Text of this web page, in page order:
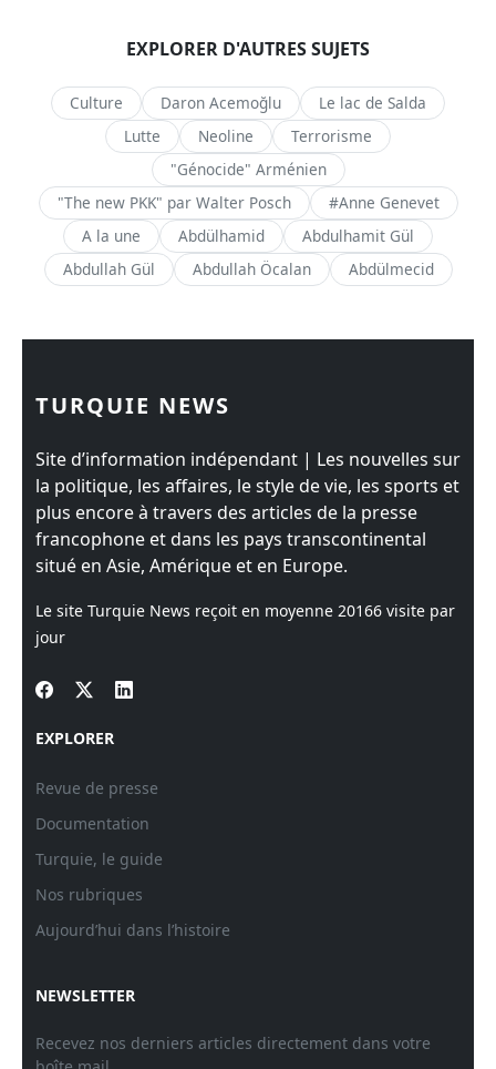
EXPLORER D'AUTRES SUJETS
Culture Daron Acemoğlu
Le lac de Salda
Lutte
Neoline
Terrorisme
"Génocide" Arménien
"The new PKK" par Walter Posch
#Anne Genevet
A la une
Abdülhamid
Abdulhamit Gül
Abdullah Gül
Abdullah Öcalan Abdülmecid
TURQUIE NEWS
Site d’information indépendant | Les nouvelles sur
la politique, les affaires, le style de vie, les sports et
plus encore à travers des articles de la presse
francophone et dans les pays transcontinental
situé en Asie, Amérique et en Europe.
Le site Turquie News reçoit en moyenne 20166 visite par
jour
EXPLORER
Revue de presse
Documentation
Turquie, le guide
Nos rubriques
Aujourd’hui dans l’histoire
NEWSLETTER
Recevez nos derniers articles directement dans votre